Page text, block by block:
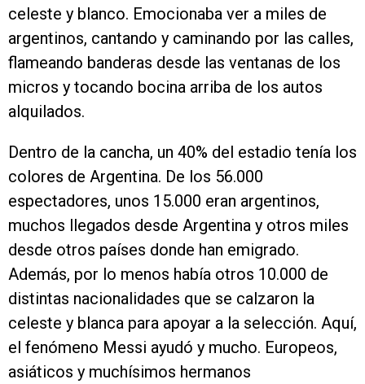
celeste y blanco. Emocionaba ver a miles de
argentinos, cantando y caminando por las calles,
flameando banderas desde las ventanas de los
micros y tocando bocina arriba de los autos
alquilados.
Dentro de la cancha, un 40% del estadio tenía los
colores de Argentina. De los 56.000
espectadores, unos 15.000 eran argentinos,
muchos llegados desde Argentina y otros miles
desde otros países donde han emigrado.
Además, por lo menos había otros 10.000 de
distintas nacionalidades que se calzaron la
celeste y blanca para apoyar a la selección. Aquí,
el fenómeno Messi ayudó y mucho. Europeos,
asiáticos y muchísimos hermanos